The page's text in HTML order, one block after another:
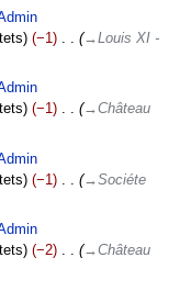
−1 ‎
→‎Louis XI -
−1 ‎
→‎Château
−1 ‎
→‎Sociéte
−2 ‎
→‎Château